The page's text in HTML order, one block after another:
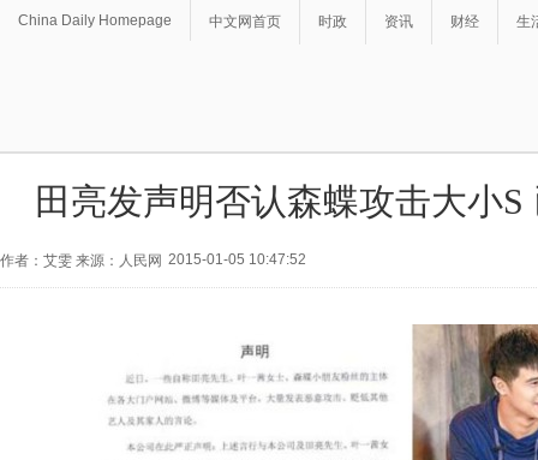
China Daily Homepage 中文网首页 时政 资讯 财经 生
田亮发声明否认森蝶攻击大小
作者：艾雯 来源：人民网 2015-01-05 10:47:52